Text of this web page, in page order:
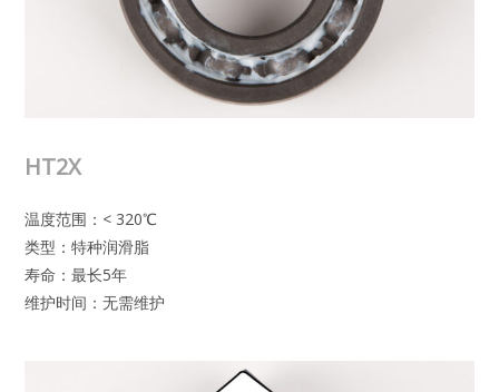
HT2X
温度范围：< 320℃
类型：特种润滑脂
寿命：最长5年
维护时间：无需维护